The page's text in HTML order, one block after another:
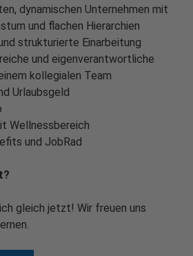
dynamischen Unternehmen mit
und flachen Hierarchien
strukturierte Einarbeitung
und eigenverantwortliche
kollegialen Team
Urlaubsgeld
Wellnessbereich
und JobRad
gleich jetzt! Wir freuen uns